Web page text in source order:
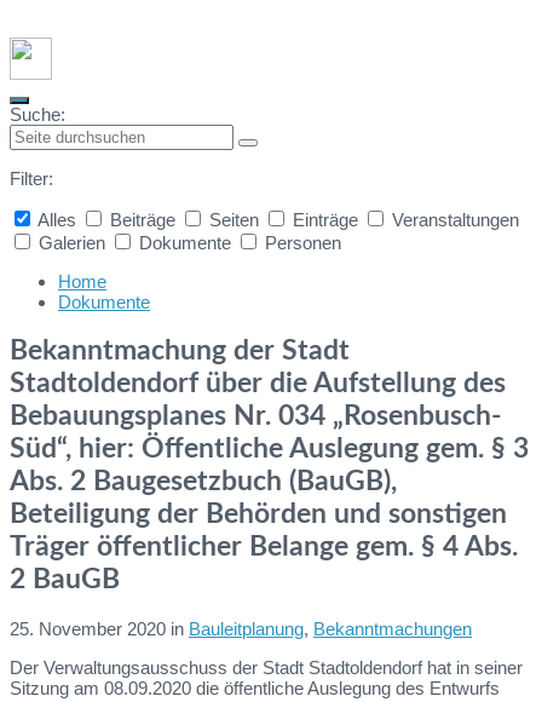
Suche:
Filter:
Alles
Beiträge Seiten Einträge
Veranstaltungen
Galerien
Dokumente Personen
search
Home
Dokumente
Bekanntmachung der Stadt
Stadtoldendorf über die Aufstellung des
Bebauungsplanes Nr. 034 „Rosenbusch-
Süd“, hier: Öffentliche Auslegung gem. § 3
Abs. 2 Baugesetzbuch (BauGB),
Beteiligung der Behörden und sonstigen
Träger öffentlicher Belange gem. § 4 Abs.
2 BauGB
25. November 2020 in Bauleitplanung, Bekanntmachungen
Der Verwaltungsausschuss der Stadt Stadtoldendorf hat in seiner
Sitzung am 08.09.2020 die öffentliche Auslegung des Entwurfs